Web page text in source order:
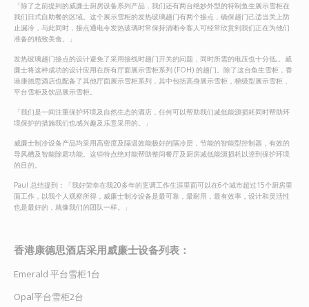
「除了之前提到的威廉士厨房设备系列产品，我们还有两台绝妙外型的特制鱼生展示雪柜在
我们日式自助餐的区域。这个展示雪柜的发热玻璃趟门有两个接点，确保趟门己适当关上防
止漏冷，与此同时，接点通电令发热玻璃时常保持清晰令客人可经常欣赏到我们正在为他们
准备的精致美食。」
发热玻璃趟门接点的设计避免了采用接线时趟门开关的问题，同时所需的电压也十分低,。威
廉士将这种成功的设计应用在所有厅面展示雪柜系列 (FOH) 的趟门。除了这台鱼生雪柜，香
港康德思酒店也配备了其他厅面展示雪柜系列，其中包括高身展示雪柜，梯级型展示雪柜，
平台雪柜及饮品展示雪柜。
「我们是一间注重保护环境及自然生态的酒店，任何可以帮助我们减低能源损耗同时帮助环
境保护的措施我们也感兴趣及乐意采用的。」
威廉士制冷设备产品均采用高密度及隔温效能极好的隔冷层，节能的智能型控制器，有效的
导风槽及智能除霜功能。这些特点绝对能帮助整间餐厅及厨房减低能源损耗以逹到保护环境
的目的。
Paul 总结提到：「我好荣幸在我20多年的烹调工作生涯里面可以在6个城市超过15个厨房里
面工作，以我个人观察所得，威廉士制冷设备是最可靠，最耐用，最有效率，设计和灵活性
也是最好的，就像我们的团队一样。」
香港康德思酒店采用威廉士设备列表：
Emerald 平台雪柜1台
Opal平台雪柜2台